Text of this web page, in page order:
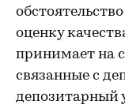
оценку
принимает на
связанные с
депозитарный